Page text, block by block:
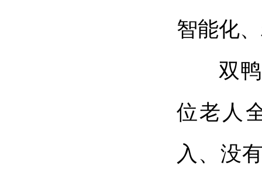
智能化
双鸭山
位老人
入、没